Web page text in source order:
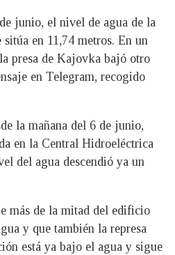
junio, el nivel de agua de la
en 11,74 metros. En un
presa de Kajovka bajó otro
en Telegram, recogido
la mañana del 6 de junio,
en la Central Hidroeléctrica
del agua descendió ya un
más de la mitad del edificio
y que también la represa
está ya bajo el agua y sigue